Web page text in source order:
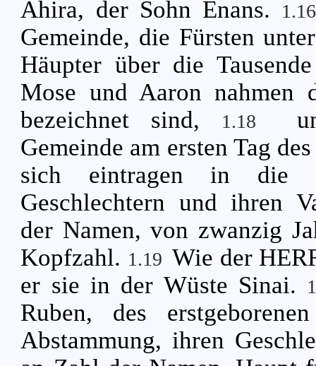
Ahira, der Sohn Enans.
Gemeinde, die Fürsten
Häupter über die
Mose und Aaron nahmen
bezeichnet sind,
1.18
Gemeinde am ersten Tag
sich eintragen in die
Geschlechtern und ihren
der Namen, von zwanzig
Kopfzahl. 1.19 Wie der
er sie in der Wüste Sinai.
Ruben, des
Abstammung, ihren